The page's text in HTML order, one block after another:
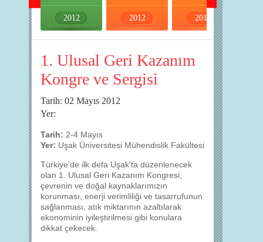
2012 2012 2012
1. Ulusal Geri Kazanım
Kongre ve Sergisi
Tarih: 02 Mayıs 2012
Yer:
Tarih: 2-4 Mayıs
Yer: Uşak Üniversitesi Mühendislik Fakültesi
Türkiye'de ilk defa Uşak'ta düzenlenecek
olan 1. Ulusal Geri Kazanım Kongresi,
çevrenin ve doğal kaynaklarımızın
korunması, enerji verimliliği ve tasarrufunun
sağlanması, atık miktarının azaltılarak
ekonominin iyileştirilmesi gibi konulara
dikkat çekecek.